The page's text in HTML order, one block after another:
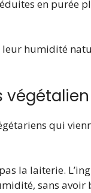
en purée
humidité
végétalien
qui
la laiterie.
sans avoir